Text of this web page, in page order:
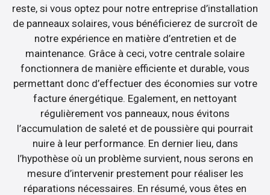
reste, si vous optez pour notre entreprise d’installation
de panneaux solaires, vous bénéficierez de surcroît de
notre expérience en matière d’entretien et de
maintenance. Grâce à ceci, votre centrale solaire
fonctionnera de manière efficiente et durable, vous
permettant donc d’effectuer des économies sur votre
facture énergétique. Egalement, en nettoyant
régulièrement vos panneaux, nous évitons
l’accumulation de saleté et de poussière qui pourrait
nuire à leur performance. En dernier lieu, dans
l’hypothèse où un problème survient, nous serons en
mesure d’intervenir prestement pour réaliser les
réparations nécessaires. En résumé, vous êtes en